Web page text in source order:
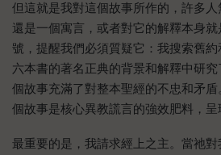
但這就是我對這個故事所作的，許多
還是一個寓言，或者對它的解釋本身
號，提醒我們必須質疑它：我搜索舊
六本書的著名正典的背景和解釋中研
個故事充滿了對整本聖經的不忠和矛
個故事是核心異教謊言的強效肥料，呈
最重要的是，我請求經上之主。當祂